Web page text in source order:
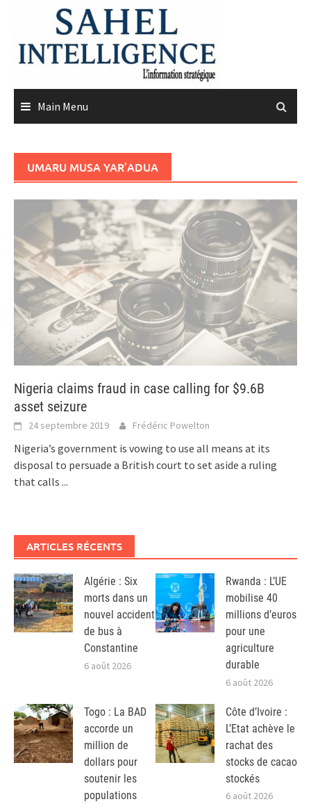
content
Main Menu
UMARU MUSA YAR’ADUA
Nigeria claims fraud in case calling for $9.6B
asset seizure
24 septembre 2019 Frédéric Powelton
Nigeria’s government is vowing to use all means at its
disposal to persuade a British court to set aside a ruling
that calls ...
ARTICLES RÉCENTS
Algérie : Six
morts dans un
nouvel accident
de bus à
Constantine
6 août 2026
Rwanda : L’UE
mobilise 40
millions d’euros
pour une
agriculture
durable
6 août 2026
Togo : La BAD
accorde un
million de
dollars pour
soutenir les
populations
Côte d’Ivoire :
L’Etat achève le
rachat des
stocks de cacao
stockés
6 août 2026